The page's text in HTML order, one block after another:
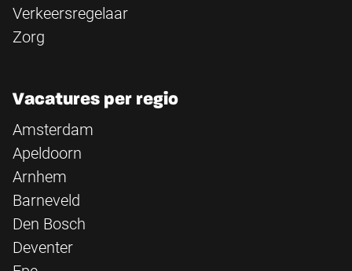
Verkeersregelaar
Zorg
Vacatures per regio
Amsterdam
Apeldoorn
Arnhem
Barneveld
Den Bosch
Deventer